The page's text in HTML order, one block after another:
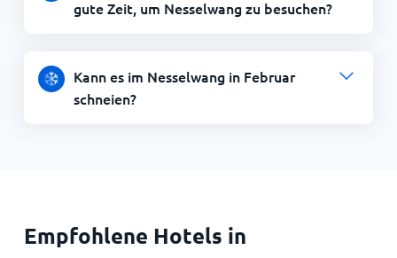
gute Zeit, um Nesselwang zu besuchen?
Kann es im Nesselwang in Februar
schneien?
Empfohlene Hotels in